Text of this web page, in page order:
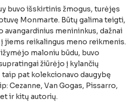
buvo išskirtinis žmogus, turėjęs
Monmarte. Būtų galima teigti,
menininkus, dažnai
jiems reikalingus meno reikmenis.
maloniu būdu, buvo
žiūrėjo į kylančių
pat kolekcionavo daugybę
Cezanne, Van Gogas, Pissarro,
ir kitų autorių.